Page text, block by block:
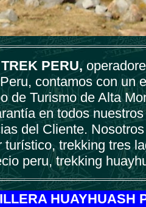
PERU,
contamos con un
de Turismo de Alta
en todos
del Cliente.
trekking tres
peru, trekking
HUAYHUASH